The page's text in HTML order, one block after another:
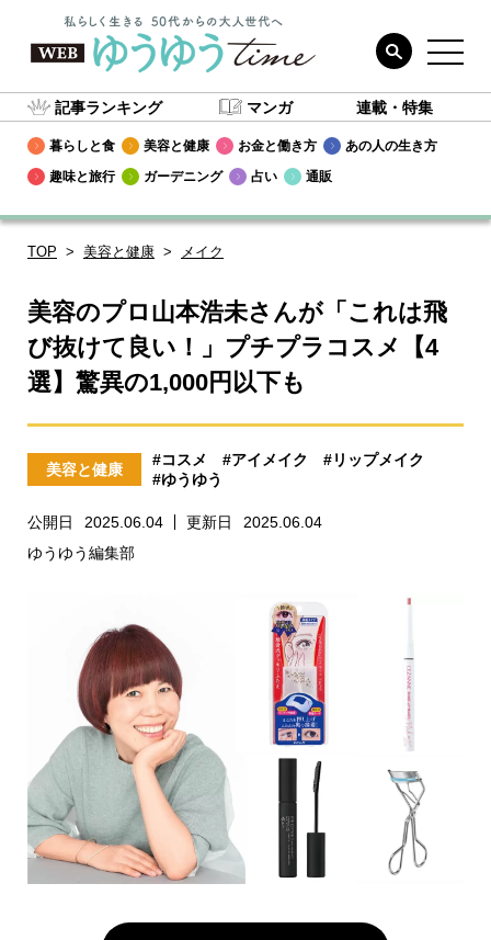
記事ランキング マンガ 連載・特集
暮らしと食 美容と健康 お金と働き方
あの人の生き方
趣味と旅行
ガーデニング 占い 通販
TOP 美容と健康 メイク
美容のプロ山本浩未さんが「これは飛
び抜けて良い！」プチプラコスメ【4
選】驚異の1,000円以下も
美容と健康
#コスメ #アイメイク
#リップメイク
#ゆうゆう
公開日 2025.06.04 更新日
2025.06.04
ゆうゆう編集部